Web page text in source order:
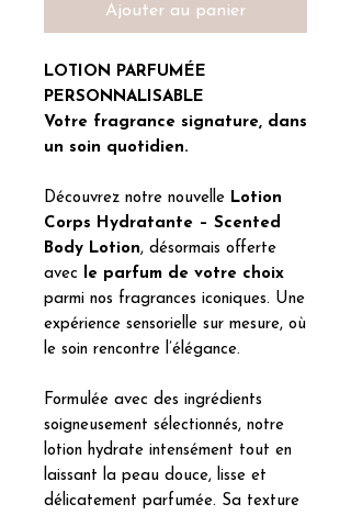
Ajouter au panier
LOTION PARFUMÉE
PERSONNALISABLE
Votre fragrance signature, dans
un soin quotidien.
Découvrez notre nouvelle Lotion
Corps Hydratante – Scented
Body Lotion, désormais offerte
avec le parfum de votre choix
parmi nos fragrances iconiques. Une
expérience sensorielle sur mesure, où
le soin rencontre l’élégance.
Formulée avec des ingrédients
soigneusement sélectionnés, notre
lotion hydrate intensément tout en
laissant la peau douce, lisse et
délicatement parfumée. Sa texture